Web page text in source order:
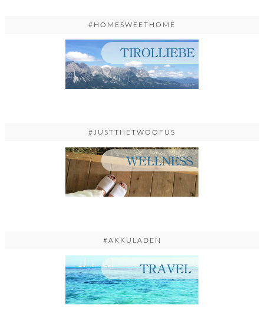
#HOMESWEETHOME
#JUSTTHETWOOFUS
#AKKULADEN